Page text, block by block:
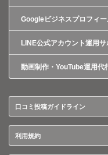
Googleビジネスプロフィー
LINE公式アカウント運用サ
動画制作・YouTube運用代
口コミ投稿ガイドライン
利用規約